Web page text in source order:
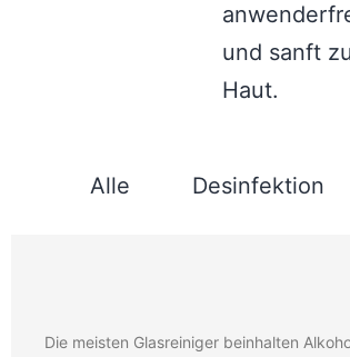
und sanft
Haut.
Alle Desinfektion
Die meisten Glasreiniger beinhalten